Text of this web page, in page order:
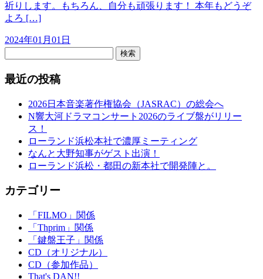
祈りします。もちろん、自分も頑張ります！ 本年もどうぞ
よろ […]
2024年01月01日
検索
最近の投稿
2026日本音楽著作権協会（JASRAC）の総会へ
N響大河ドラマコンサート2026のライブ盤がリリー
ス！
ローランド浜松本社で濃厚ミーティング
なんと大野知事がゲスト出演！
ローランド浜松・都田の新本社で開発陣と。
カテゴリー
「FILMO」関係
「Thprim」関係
「鍵盤王子」関係
CD（オリジナル）
CD（参加作品）
That's DAN!!